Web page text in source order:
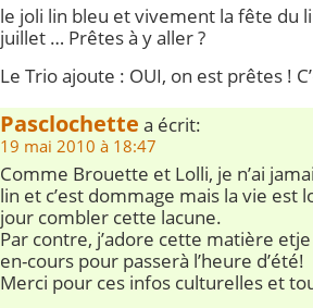
le joli lin bleu et vivement la fête du
juillet … Prêtes à y aller ?
Le Trio ajoute : OUI, on est prêtes !
Pasclochette a écrit:
19 mai 2010 à 18:47
Comme Brouette et Lolli, je n’ai
lin et c’est dommage mais la vie est
jour combler cette lacune.
Par contre, j’adore cette matière
en-cours pour passerà l’heure d’été!
Merci pour ces infos culturelles et